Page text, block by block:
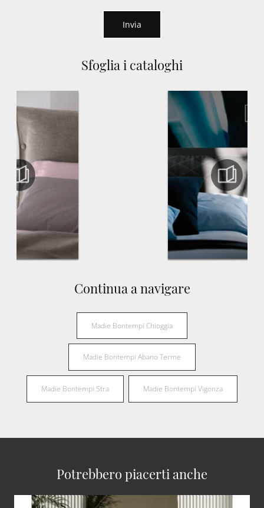
Sfoglia i cataloghi
Continua a navigare
Madie Bontempi Chioggia
Madie Bontempi Abano Terme
Madie Bontempi Stra Madie Bontempi Vigonza
Invia
Potrebbero piacerti anche